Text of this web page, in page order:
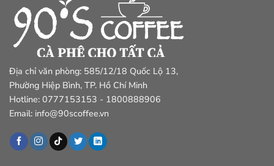
Địa chỉ văn phòng: 585/12/18 Quốc Lộ 13,
Phường Hiệp Bình, TP. Hồ Chí Minh
Hotline: 0777153153 - 1800888906
Email: info@90scoffee.vn